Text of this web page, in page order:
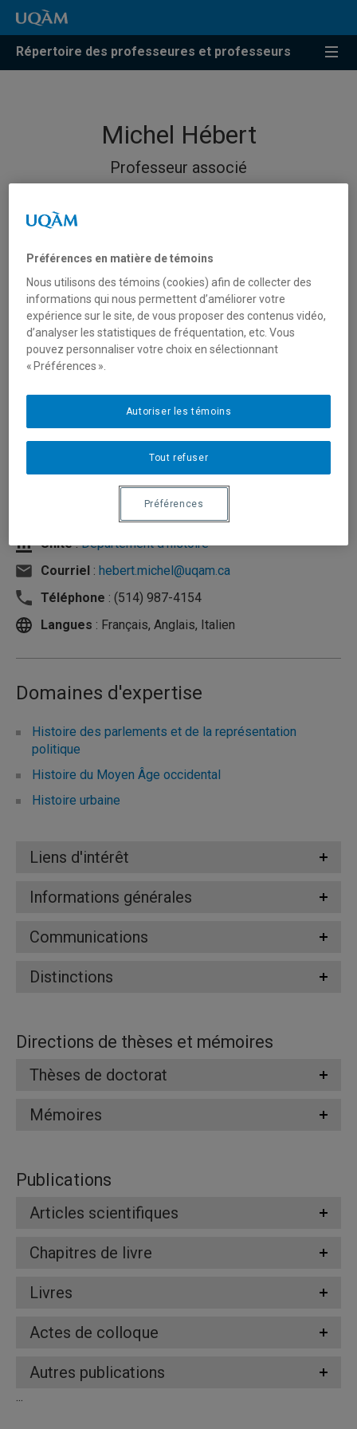
Répertoire des professeures et professeurs
Michel Hébert
Professeur associé
Unité:Département d'histoire
Courriel : hebert.michel@uqam.ca
Téléphone : (514) 987-4154
Langues : Français, Anglais, Italien
Domaines d'expertise
Histoire des parlements et de la représentation
politique
Histoire du Moyen Âge occidental
Histoire urbaine
Liens d'intérêt
Informations générales
Communications
Distinctions
Directions de thèses et mémoires
Thèses de doctorat
Mémoires
Publications
Articles scientifiques
Chapitres de livre
Livres
Actes de colloque
Autres publications
...
Préférences en matière de témoins
Nous utilisons des témoins (cookies) afin de collecter des
informations qui nous permettent d’améliorer votre
expérience sur le site, de vous proposer des contenus vidéo,
d’analyser les statistiques de fréquentation, etc. Vous
pouvez personnaliser votre choix en sélectionnant
« Préférences ».
Tout refuser
Autoriser les témoins
Préférences